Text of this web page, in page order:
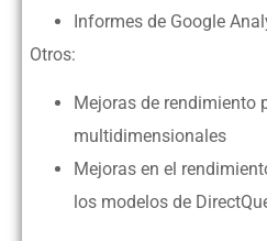
Informes de Google
Otros:
Mejoras de rendimiento
multidimensionales
Mejoras en el
los modelos de